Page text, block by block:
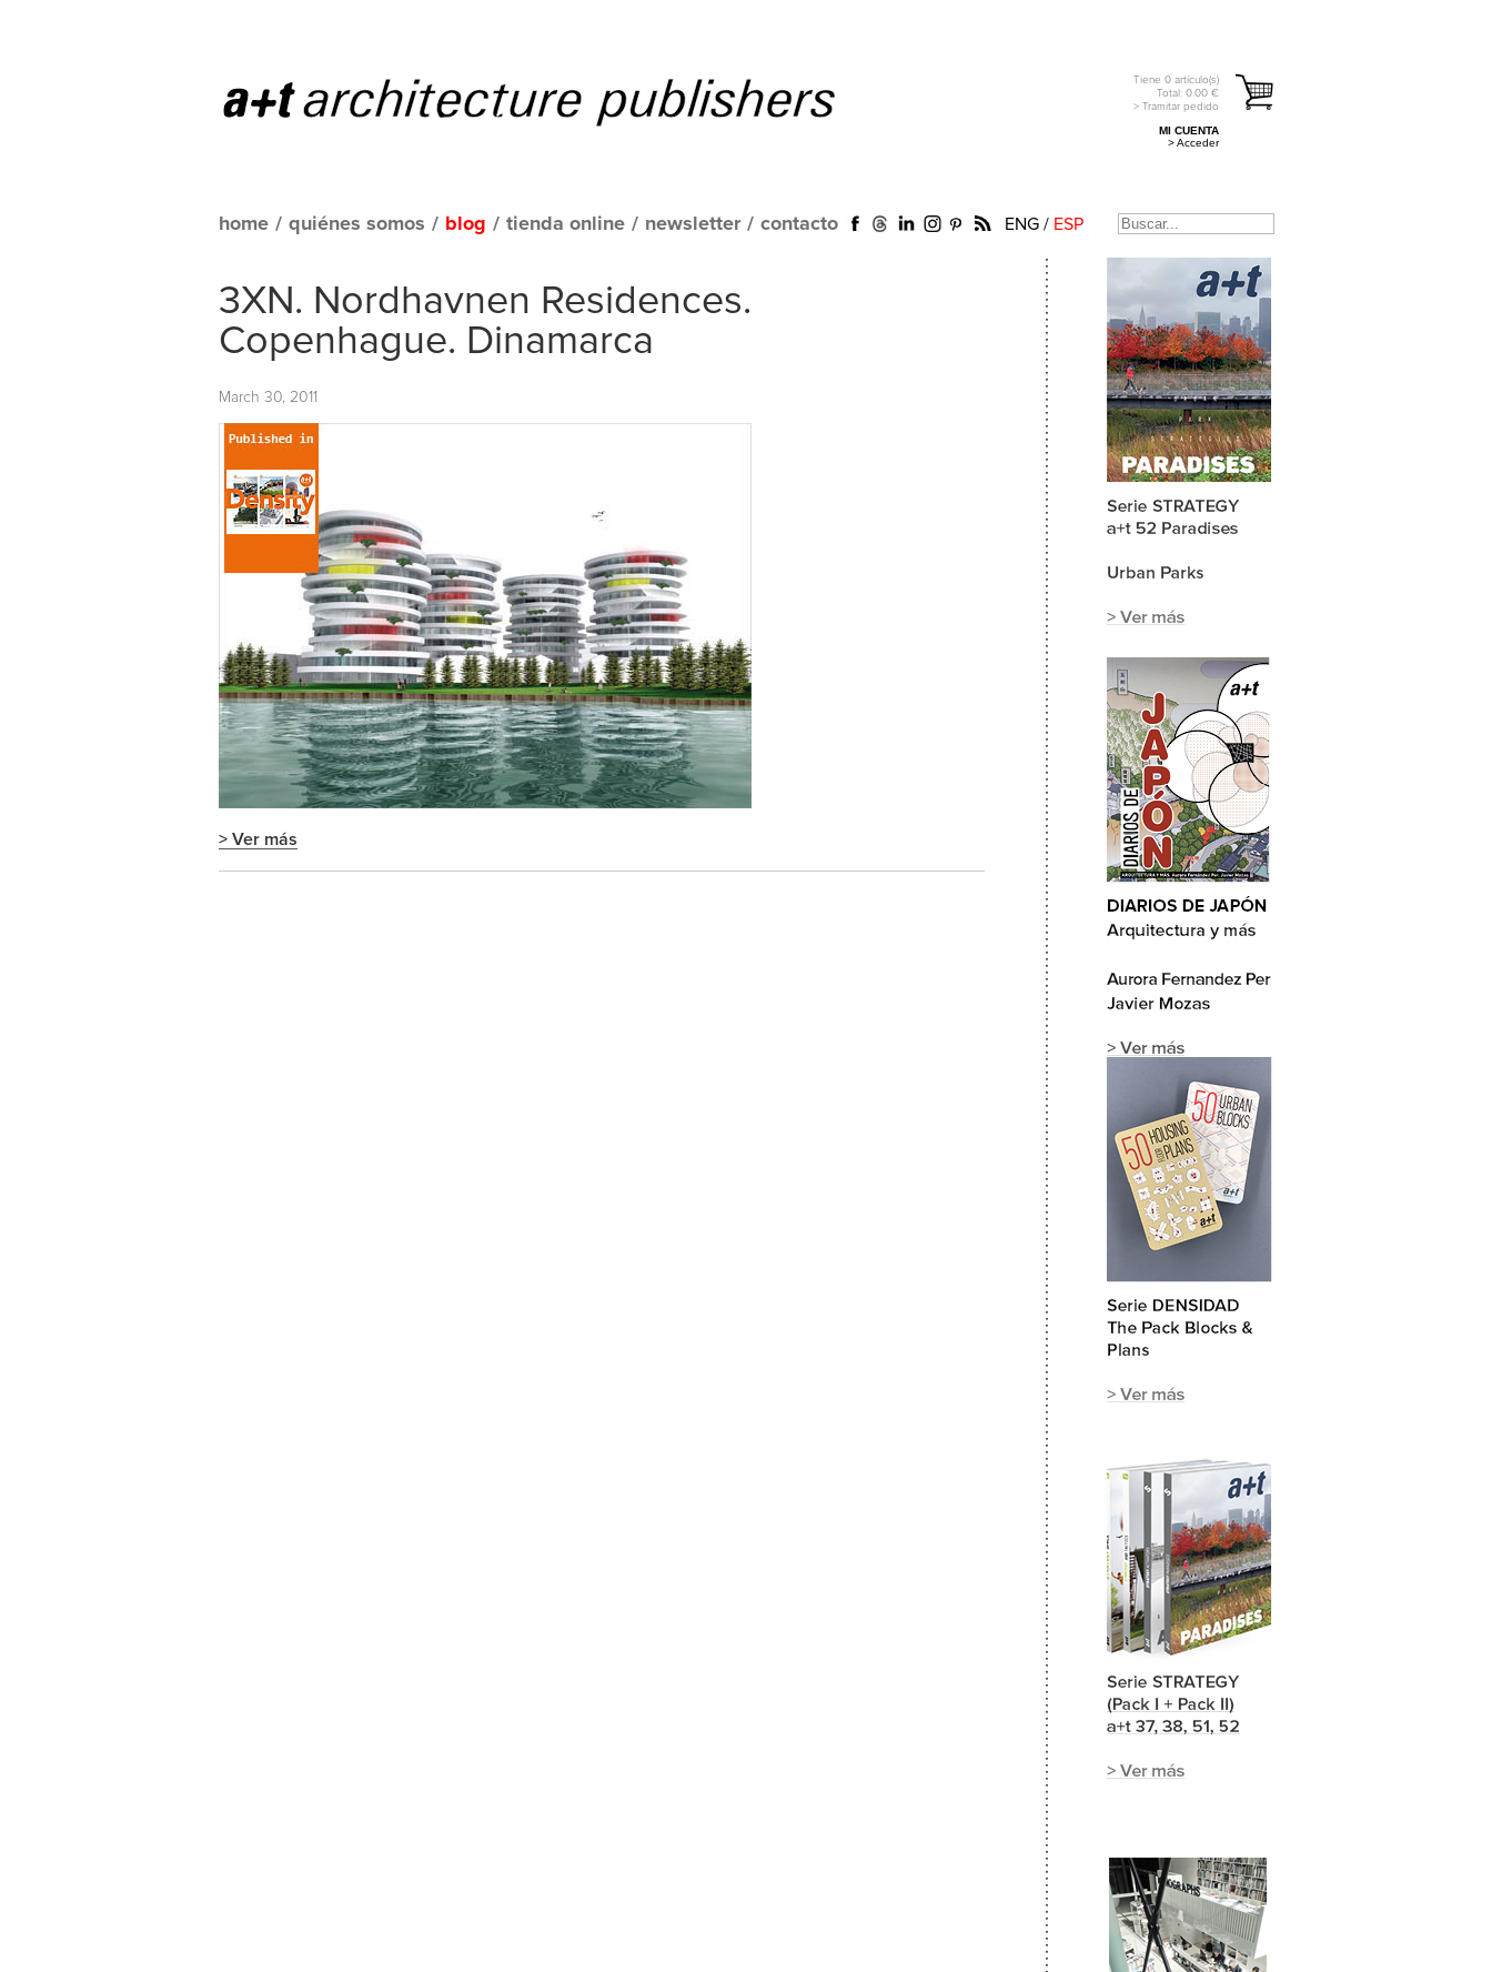
Tiene 0 artículo(s)
Total: 0.00 €
> Tramitar pedido
MI CUENTA
> Acceder
home / quiénes somos / blog / tienda online / newsletter / contacto ENG / ESP
3XN. Nordhavnen Residences.
Copenhague. Dinamarca
March 30, 2011
> Ver más